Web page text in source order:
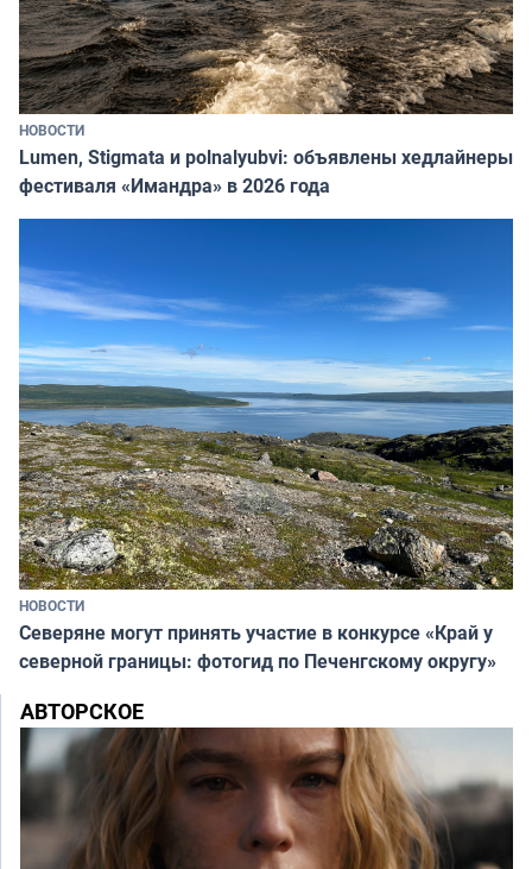
НОВОСТИ
Lumen, Stigmata и polnalyubvi: объявлены хедлайнеры
фестиваля «Имандра» в 2026 года
НОВОСТИ
Северяне могут принять участие в конкурсе «Край у
северной границы: фотогид по Печенгскому округу»
АВТОРСКОЕ